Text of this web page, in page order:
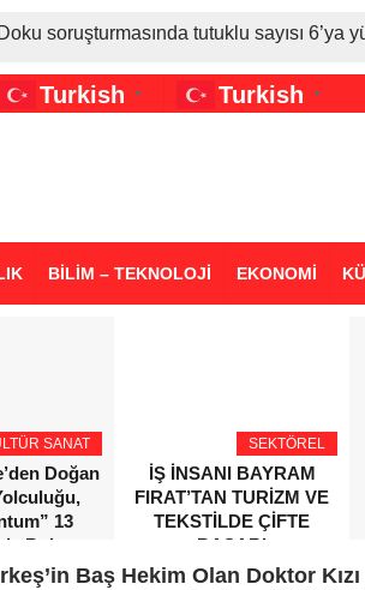
soruşturmasında tutuklu sayısı 6’ya
Türkiye’yi vurdu: Motorine tüm
grubuna daha zam geldi
Turkish ▼ Turkish ▼
BİLİM – TEKNOLOJİ EKONOMİ
SANAT
Doğan
13
Buluştu
SEKTÖREL
İŞ İNSANI BAYRAM
FIRAT’TAN TURİZM VE
TEKSTİLDE ÇİFTE
BAŞARI